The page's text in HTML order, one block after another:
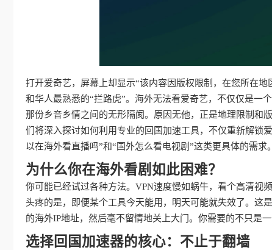
打开爱奇艺，屏幕上却显示“该内容因版权限制，在您所在
和华人最熟悉的“拦路虎”。海外无法看爱奇艺，不仅仅是一
那份乡音乡情之间的无形隔阂。原因无他，正是地理限制和
们将深入探讨如何利用专业的回国加速工具，不仅重新解锁
以在海外看直播吗”和“国外怎么看电视剧”这类更具体的需
为什么你在海外看剧如此困难？
你可能已经试过各种方法。VPN速度慢如蜗牛，看个高清视
头疼的是，即便某个工具今天能用，明天可能就失效了。这
的海外IP地址，然后毫不留情地关上大门。你需要的不只是
选择回国加速器的核心：不止于翻墙